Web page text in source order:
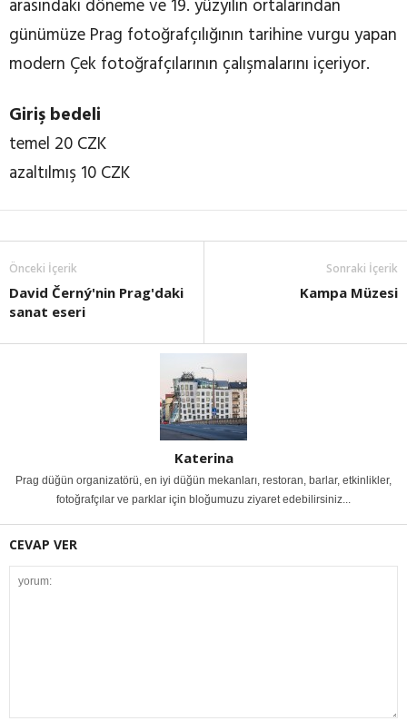
arasındaki döneme ve 19. yüzyılın ortalarından
günümüze Prag fotoğrafçılığının tarihine vurgu yapan
modern Çek fotoğrafçılarının çalışmalarını içeriyor.
Giriş bedeli
temel 20 CZK
azaltılmış 10 CZK
Önceki İçerik
David Černý'nin Prag'daki
sanat eseri
Sonraki İçerik
Kampa Müzesi
Katerina
Prag düğün organizatörü, en iyi düğün mekanları, restoran, barlar, etkinlikler,
fotoğrafçılar ve parklar için bloğumuzu ziyaret edebilirsiniz...
CEVAP VER